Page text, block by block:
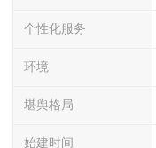
个性化服务
环境
堪舆格局
始建时间